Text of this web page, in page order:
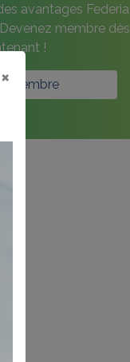
avantages
membre dès
!
membre
×